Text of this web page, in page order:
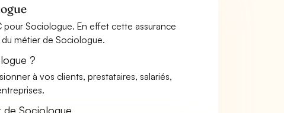
Sociologue. En effet cette assurance
métier de Sociologue.
?
à vos clients, prestataires, salariés,
de Sociologue